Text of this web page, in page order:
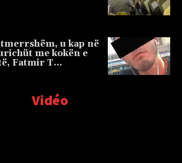
u kap në
me kokën e
Fatmir T…
Vidéo